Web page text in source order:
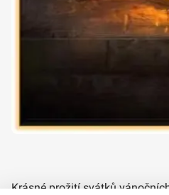
Krásné prožití svátků